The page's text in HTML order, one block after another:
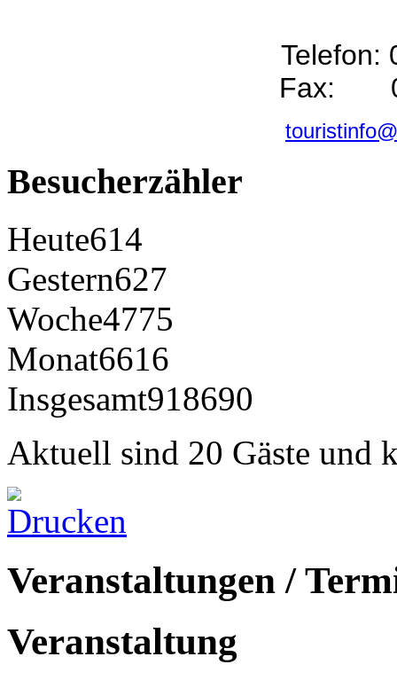
Telefon:
Fax:
Besucherzähler
Heute614
Gestern627
Woche4775
Monat6616
Insgesamt918690
Aktuell sind 20 Gäste und
Veranstaltungen /
Veranstaltung